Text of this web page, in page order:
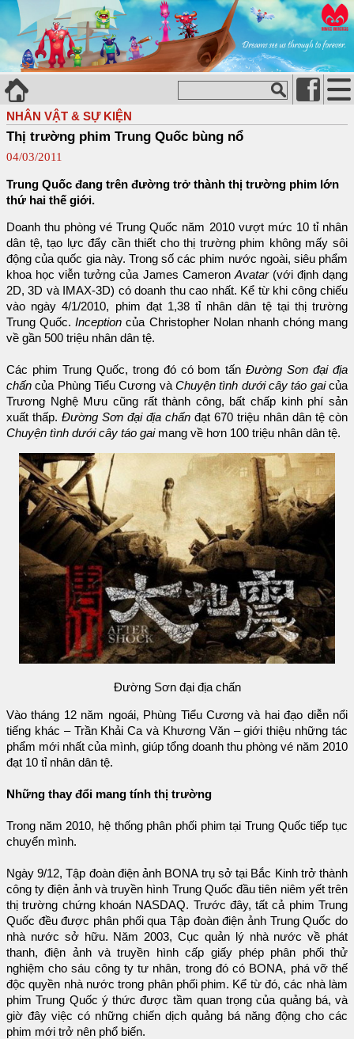
NHÂN VẬT & SỰ KIỆN
Thị trường phim Trung Quốc bùng nổ
04/03/2011
Trung Quốc đang trên đường trở thành thị trường phim lớn
thứ hai thế giới.
Doanh thu phòng vé Trung Quốc năm 2010 vượt mức 10 tỉ nhân
dân tệ, tạo lực đẩy cần thiết cho thị trường phim không mấy sôi
động của quốc gia này. Trong số các phim nước ngoài, siêu phẩm
khoa học viễn tưởng của James Cameron Avatar(với định dạng
2D, 3D và IMAX-3D) có doanh thu cao nhất. Kể từ khi công chiếu
vào ngày 4/1/2010, phim đạt 1,38 tỉ nhân dân tệ tại thị trường
Trung Quốc.Inception của Christopher Nolan nhanh chóng mang
về gần 500 triệu nhân dân tệ.
Các phim Trung Quốc, trong đó có bom tấnĐường Sơn đại địa
chấn của Phùng Tiểu Cương và Chuyện tình dưới cây táo gaicủa
Trương Nghệ Mưu cũng rất thành công, bất chấp kinh phí sản
xuất thấp. Đường Sơn đại địa chấn đạt 670 triệu nhân dân tệ còn
Chuyện tình dưới cây táo gaimang về hơn 100 triệu nhân dân tệ.
Đường Sơn đại địa chấn
Vào tháng 12 năm ngoái, Phùng Tiểu Cương và hai đạo diễn nổi
tiếng khác – Trần Khải Ca và Khương Văn – giới thiệu những tác
phẩm mới nhất của mình, giúp tổng doanh thu phòng vé năm 2010
đạt 10 tỉ nhân dân tệ.
Những thay đổi mang tính thị trường
Trong năm 2010, hệ thống phân phối phim tại Trung Quốc tiếp tục
chuyển mình.
Ngày 9/12, Tập đoàn điện ảnh BONA trụ sở tại Bắc Kinh trở thành
công ty điện ảnh và truyền hình Trung Quốc đầu tiên niêm yết trên
thị trường chứng khoán NASDAQ. Trước đây, tất cả phim Trung
Quốc đều được phân phối qua Tập đoàn điện ảnh Trung Quốc do
nhà nước sở hữu. Năm 2003, Cục quản lý nhà nước về phát
thanh, điện ảnh và truyền hình cấp giấy phép phân phối thử
nghiệm cho sáu công ty tư nhân, trong đó có BONA, phá vỡ thế
độc quyền nhà nước trong phân phối phim. Kể từ đó, các nhà làm
phim Trung Quốc ý thức được tầm quan trọng của quảng bá, và
giờ đây việc có những chiến dịch quảng bá năng động cho các
phim mới trở nên phổ biến.